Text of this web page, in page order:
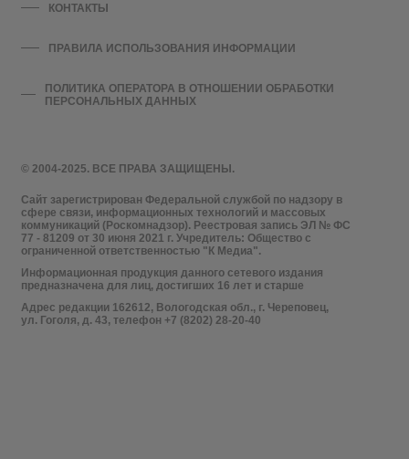
© 2004-2025. ВСЕ ПРАВА ЗАЩИЩЕНЫ.
Сайт зарегистрирован Федеральной службой по надзору в
сфере связи, информационных технологий и массовых
коммуникаций (Роскомнадзор). Реестровая запись ЭЛ № ФС
77 - 81209 от 30 июня 2021 г. Учредитель: Общество с
ограниченной ответственностью "К Медиа".
Информационная продукция данного сетевого издания
предназначена для лиц, достигших 16 лет и старше
Адрес редакции 162612, Вологодская обл., г. Череповец,
ул. Гоголя, д. 43, телефон +7 (8202) 28-20-40
КОНТАКТЫ
ПРАВИЛА ИСПОЛЬЗОВАНИЯ ИНФОРМАЦИИ
ПОЛИТИКА ОПЕРАТОРА В ОТНОШЕНИИ ОБРАБОТКИ
ПЕРСОНАЛЬНЫХ ДАННЫХ